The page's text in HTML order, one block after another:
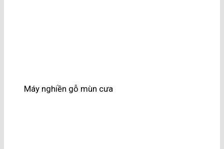
Máy nghiền gỗ mùn cưa